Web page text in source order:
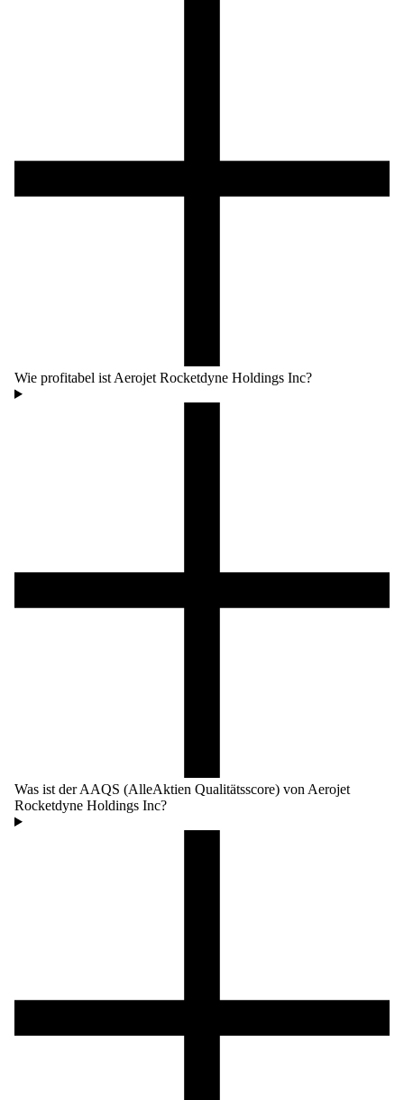
Wie profitabel ist Aerojet Rocketdyne Holdings Inc?
Was ist der AAQS (AlleAktien Qualitätsscore) von Aerojet
Rocketdyne Holdings Inc?